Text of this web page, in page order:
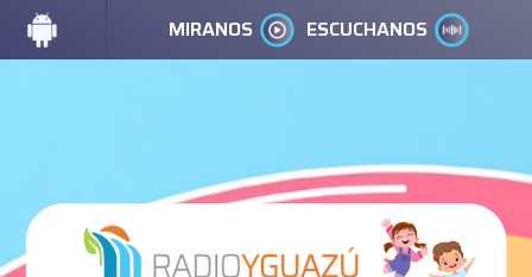
MIRANOS ESCUCHANOS